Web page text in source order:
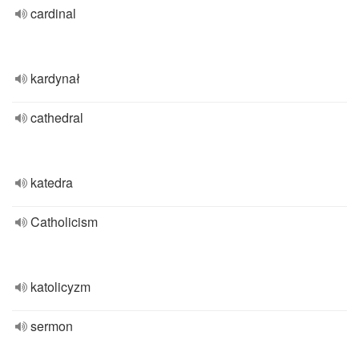
cardinal
kardynał
cathedral
katedra
Catholicism
katolicyzm
sermon